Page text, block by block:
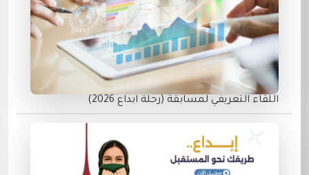
اللقاء التعريفي لمسابقة (رحلة ابداع 2026)